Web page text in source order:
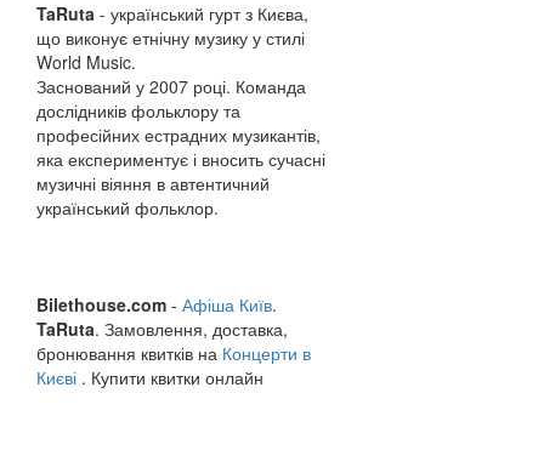
TaRuta - український гурт з Києва,
що виконує етнічну музику у стилі
World Music.
Заснований у 2007 році. Команда
дослідників фольклору та
професійних естрадних музикантів,
яка експериментує і вносить сучасні
музичні віяння в автентичний
український фольклор.
Bilethouse.com - Афіша Київ.
TaRuta. Замовлення, доставка,
бронювання квитків на Концерти в
Києві . Купити квитки онлайн